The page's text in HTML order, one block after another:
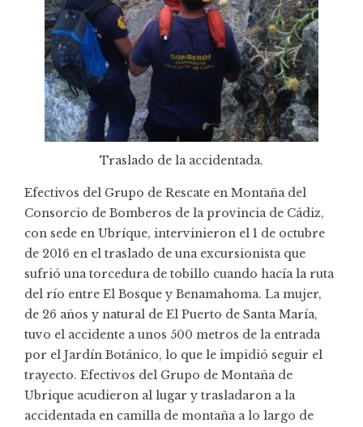
Traslado de la accidentada.
Efectivos del Grupo de Rescate en Montaña del
Consorcio de Bomberos de la provincia de Cádiz,
con sede en Ubríque, intervinieron el 1 de octubre
de 2016 en el traslado de una excursionista que
sufrió una torcedura de tobillo cuando hacía la ruta
del río entre El Bosque y Benamahoma. La mujer,
de 26 años y natural de El Puerto de Santa María,
tuvo el accidente a unos 500 metros de la entrada
por el Jardín Botánico, lo que le impidió seguir el
trayecto. Efectivos del Grupo de Montaña de
Ubrique acudieron al lugar y trasladaron a la
accidentada en camilla de montaña a lo largo de